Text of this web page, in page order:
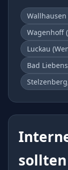
Wagenhoff
Luckau
Bad
sollten